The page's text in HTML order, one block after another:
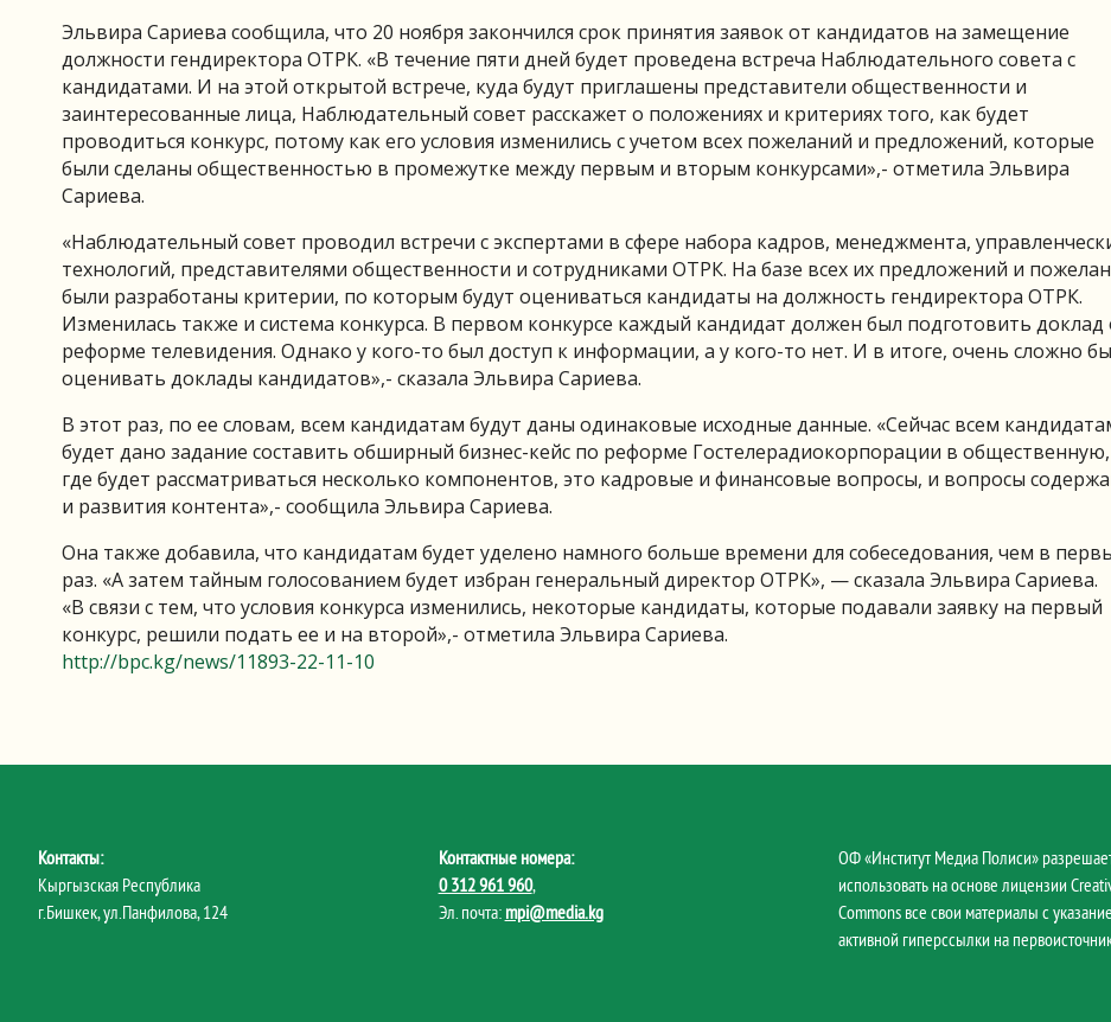
Эльвира Сариева сообщила, что 20 ноября закончился срок принятия заявок от кандидатов на замещение
должности гендиректора ОТРК. «В течение пяти дней будет проведена встреча Наблюдательного совета с
кандидатами. И на этой открытой встрече, куда будут приглашены представители общественности и
заинтересованные лица, Наблюдательный совет расскажет о положениях и критериях того, как будет
проводиться конкурс, потому как его условия изменились с учетом всех пожеланий и предложений, которые
были сделаны общественностью в промежутке между первым и вторым конкурсами»,- отметила Эльвира
Сариева.
«Наблюдательный совет проводил встречи с экспертами в сфере набора кадров, менеджмента,
технологий, представителями общественности и сотрудниками ОТРК. На базе всех их предложений и
были разработаны критерии, по которым будут оцениваться кандидаты на должность гендиректора ОТРК.
Изменилась также и система конкурса. В первом конкурсе каждый кандидат должен был подготовить доклад
реформе телевидения. Однако у кого-то был доступ к информации, а у кого-то нет. И в итоге, очень сложно
оценивать доклады кандидатов»,- сказала Эльвира Сариева.
В этот раз, по ее словам, всем кандидатам будут даны одинаковые исходные данные. «Сейчас всем
будет дано задание составить обширный бизнес-кейс по реформе Гостелерадиокорпорации в общественную,
где будет рассматриваться несколько компонентов, это кадровые и финансовые вопросы, и вопросы
и развития контента»,- сообщила Эльвира Сариева.
Она также добавила, что кандидатам будет уделено намного больше времени для собеседования, чем в
раз. «А затем тайным голосованием будет избран генеральный директор ОТРК», — сказала Эльвира Сариева.
«В связи с тем, что условия конкурса изменились, некоторые кандидаты, которые подавали заявку на первый
конкурс, решили подать ее и на второй»,- отметила Эльвира Сариева.
http://bpc.kg/news/11893-22-11-10
Контакты:
Кыргызская Республика
г.Бишкек, ул.Панфилова, 124
Контактные номера:
0 312 961 960,
Эл. почта: mpi@media.kg
ОФ «Институт Медиа Полиси»
использовать на основе лицензии
Commons все свои материалы с
активной гиперссылки на